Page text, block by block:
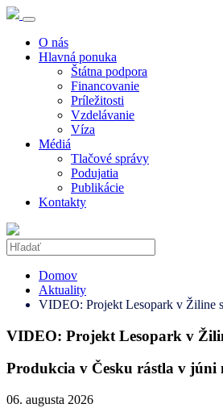
O nás
Hlavná ponuka
Štátna podpora
Financovanie
Príležitosti
Vzdelávanie
Víza
Médiá
Tlačové správy
Podujatia
Publikácie
Kontakty
Domov
Aktuality
VIDEO: Projekt Lesopark v Žiline
VIDEO: Projekt Lesopark v
Produkcia v Česku rástla v júni
06. augusta 2026